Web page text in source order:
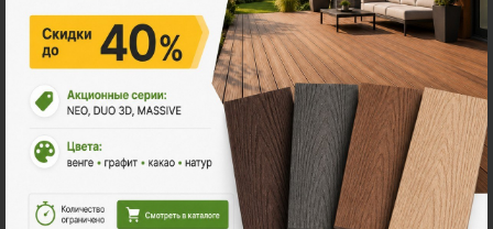
POLYWOOD™ DUO
Ударная стойкость: Средняя
Размер 3м 4м
Ед. измерения пог. м. м 2 шт
Цена запог. м.:630 ₽